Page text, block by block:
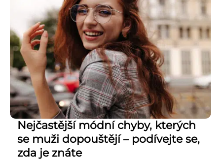
Nejčastější módní chyby, kterých
se muži dopouštějí – podívejte se,
zda je znáte